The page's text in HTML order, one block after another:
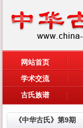
网站首页
学术交流
古氏族谱
《中华古氏》第9期